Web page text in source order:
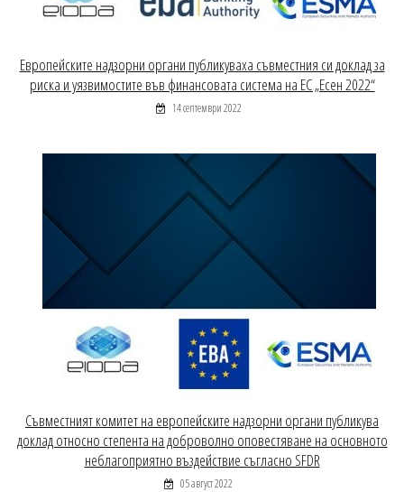
Европейските надзорни органи публикуваха съвместния си доклад за
риска и уязвимостите във финансовата система на ЕС „Есен 2022“
14 септември 2022
Съвместният комитет на европейските надзорни органи публикува
доклад относно степента на доброволно оповестяване на основното
неблагоприятно въздействие съгласно SFDR
05 август 2022